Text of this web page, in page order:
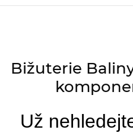
Bižuterie
Už